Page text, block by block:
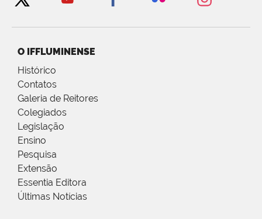
O IFFLUMINENSE
Histórico
Contatos
Galeria de Reitores
Colegiados
Legislação
Ensino
Pesquisa
Extensão
Essentia Editora
Últimas Notícias